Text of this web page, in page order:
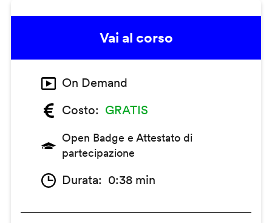
Vai al corso
On Demand
Costo
GRATIS
Open Badge e Attestato di
partecipazione
Durata 0:38 min